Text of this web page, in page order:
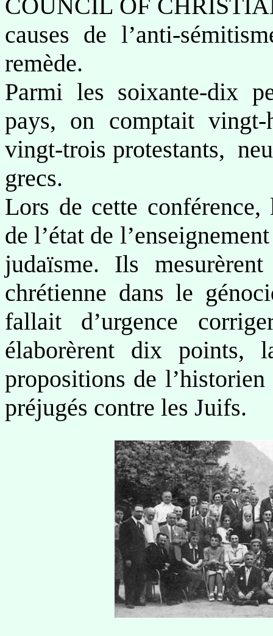
COUNCIL OF
causes de l’anti-
remède.
Parmi les soixante-dix
pays, on comptait
vingt-trois protestants,
grecs.
Lors de cette
de l’état de
judaïsme. Ils
chrétienne dans le
fallait d’urgence
élaborèrent dix points,
propositions de
préjugés contre les Juifs.